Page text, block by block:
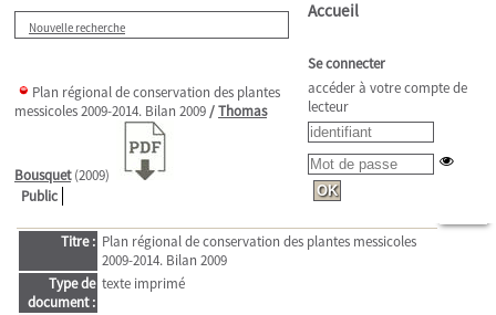
Nouvelle recherche
Plan régional de conservation des plantes
messicoles 2009-2014. Bilan 2009/Thomas
Bousquet(2009)
Public
Titre : Plan régional de conservation des plantes messicoles
2009-2014. Bilan 2009
Type de
document :
texte imprimé
Accueil
Se connecter
accéder à votre compte de
lecteur